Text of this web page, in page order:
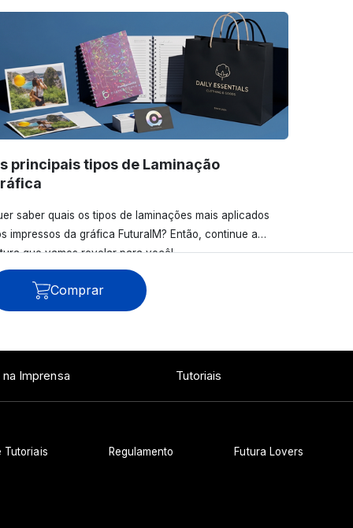
principais tipos de Laminação
saber quais os tipos de laminações mais aplicados
impressos da gráfica FuturaIM? Então, continue a
que vamos revelar para você!
Comprar
Imprensa Tutoriais
Tutoriais Regulamento Futura Lovers